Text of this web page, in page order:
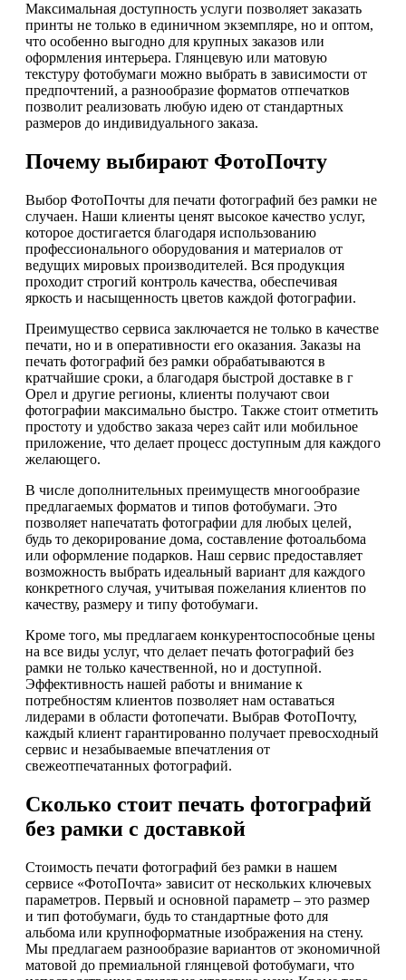
Максимальная доступность услуги позволяет заказать
принты не только в единичном экземпляре, но и оптом,
что особенно выгодно для крупных заказов или
оформления интерьера. Глянцевую или матовую
текстуру фотобумаги можно выбрать в зависимости от
предпочтений, а разнообразие форматов отпечатков
позволит реализовать любую идею от стандартных
размеров до индивидуального заказа.
Почему выбирают ФотоПочту
Выбор ФотоПочты для печати фотографий без рамки не
случаен. Наши клиенты ценят высокое качество услуг,
которое достигается благодаря использованию
профессионального оборудования и материалов от
ведущих мировых производителей. Вся продукция
проходит строгий контроль качества, обеспечивая
яркость и насыщенность цветов каждой фотографии.
Преимущество сервиса заключается не только в качестве
печати, но и в оперативности его оказания. Заказы на
печать фотографий без рамки обрабатываются в
кратчайшие сроки, а благодаря быстрой доставке в г
Орел и другие регионы, клиенты получают свои
фотографии максимально быстро. Также стоит отметить
простоту и удобство заказа через сайт или мобильное
приложение, что делает процесс доступным для каждого
желающего.
В числе дополнительных преимуществ многообразие
предлагаемых форматов и типов фотобумаги. Это
позволяет напечатать фотографии для любых целей,
будь то декорирование дома, составление фотоальбома
или оформление подарков. Наш сервис предоставляет
возможность выбрать идеальный вариант для каждого
конкретного случая, учитывая пожелания клиентов по
качеству, размеру и типу фотобумаги.
Кроме того, мы предлагаем конкурентоспособные цены
на все виды услуг, что делает печать фотографий без
рамки не только качественной, но и доступной.
Эффективность нашей работы и внимание к
потребностям клиентов позволяет нам оставаться
лидерами в области фотопечати. Выбрав ФотоПочту,
каждый клиент гарантированно получает превосходный
сервис и незабываемые впечатления от
свежеотпечатанных фотографий.
Сколько стоит печать фотографий
без рамки с доставкой
Стоимость печати фотографий без рамки в нашем
сервисе «ФотоПочта» зависит от нескольких ключевых
параметров. Первый и основной параметр – это размер
и тип фотобумаги, будь то стандартные фото для
альбома или крупноформатные изображения на стену.
Мы предлагаем разнообразие вариантов от экономичной
матовой до премиальной глянцевой фотобумаги, что